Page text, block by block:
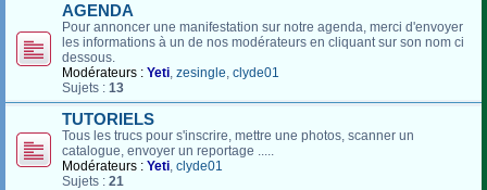
AGENDA
Pour annoncer une manifestation sur notre agenda, merci d'envoyer
les informations à un de nos modérateurs en cliquant sur son nom ci
dessous.
Modérateurs : Yeti, zesingle, clyde01
Sujets : 13
TUTORIELS
Tous les trucs pour s'inscrire, mettre une photos, scanner un
catalogue, envoyer un reportage .....
Modérateurs : Yeti, clyde01
Sujets : 21